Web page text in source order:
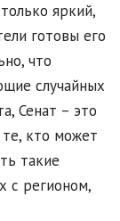
яркий,
готовы его
что
случайных
Сенат – это
кто может
такие
с регионом,